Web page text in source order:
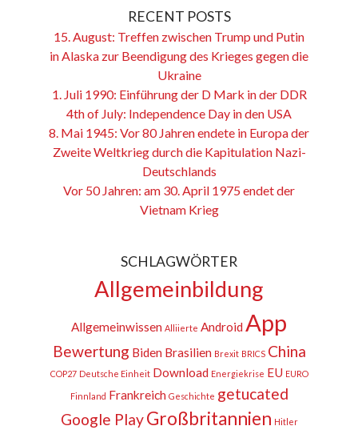
RECENT POSTS
15. August: Treffen zwischen Trump und Putin
in Alaska zur Beendigung des Krieges gegen die
Ukraine
1. Juli 1990: Einführung der D Mark in der DDR
4th of July: Independence Day in den USA
8. Mai 1945: Vor 80 Jahren endete in Europa der
Zweite Weltkrieg durch die Kapitulation Nazi-
Deutschlands
Vor 50 Jahren: am 30. April 1975 endet der
Vietnam Krieg
SCHLAGWÖRTER
Allgemeinbildung
Allgemeinwissen Alliierte Android App
Bewertung Biden Brasilien Brexit BRICS China
COP27 Deutsche Einheit Download Energiekrise EU EURO
Finnland Frankreich Geschichte getucated
Google PlayGroßbritannien Hitler